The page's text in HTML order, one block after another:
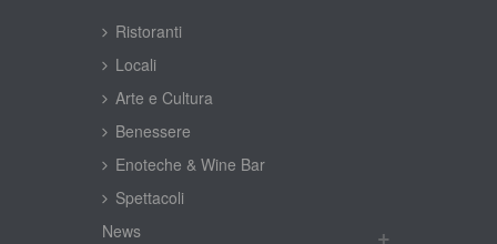
Ristoranti
Locali
Arte e Cultura
Benessere
Enoteche & Wine Bar
Spettacoli
New